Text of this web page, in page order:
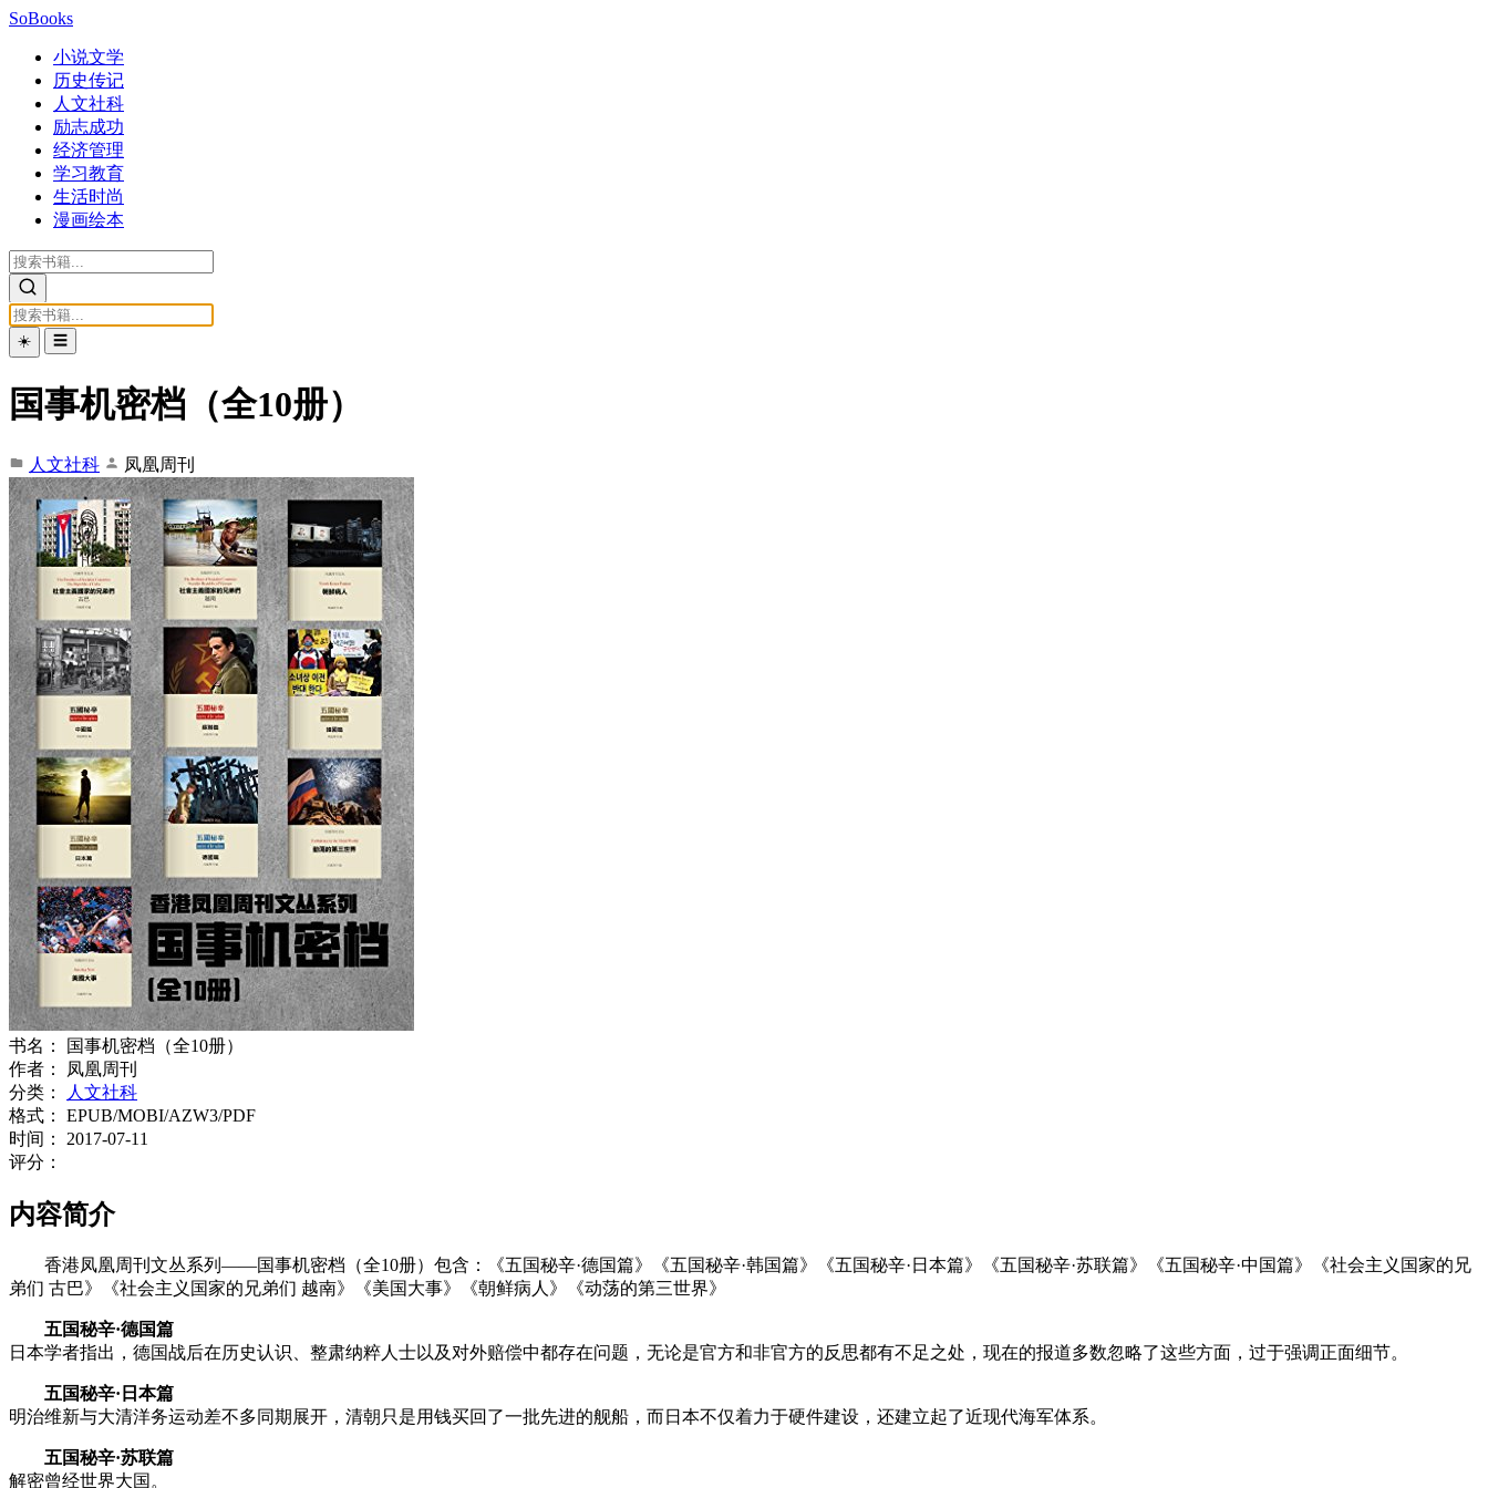
SoBooks
小说文学
历史传记
人文社科
励志成功
经济管理
学习教育
生活时尚
漫画绘本
☀️ ☰
国事机密档（全10册）
人文社科 凤凰周刊
书名：
国事机密档（全10册）
作者：
凤凰周刊
分类：
人文社科
格式：
EPUB/MOBI/AZW3/PDF
时间：
2017-07-11
评分：
内容简介
香港凤凰周刊文丛系列——国事机密档（全10册）包含：《五国秘辛·德国篇》《五国秘辛·韩国篇》《五国秘辛·日本篇》《五国秘辛·苏联篇》《五国秘辛·中国篇》《社会主义国家的兄
弟们 古巴》《社会主义国家的兄弟们 越南》《美国大事》《朝鲜病人》《动荡的第三世界》
五国秘辛·德国篇
日本学者指出，德国战后在历史认识、整肃纳粹人士以及对外赔偿中都存在问题，无论是官方和非官方的反思都有不足之处，现在的报道多数忽略了这些方面，过于强调正面细节。
五国秘辛·日本篇
明治维新与大清洋务运动差不多同期展开，清朝只是用钱买回了一批先进的舰船，而日本不仅着力于硬件建设，还建立起了近现代海军体系。
五国秘辛·苏联篇
解密曾经世界大国。